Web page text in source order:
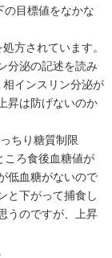
の目標値をなかな
方されています。
分泌の記述を読み
インスリン分泌が
昇は防げないのか
ちり糖質制限
ころ食後血糖値が
低血糖がないので
と下がって捕食し
うのですが、上昇